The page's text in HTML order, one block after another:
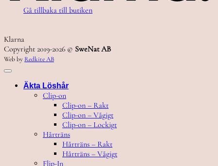
Gå tillbaka till butiken
Klarna
Copyright 2019-2026 © SweNat AB
Web by Redkite AB
Äkta Löshår
Clip-on
Clip-on – Rakt
Clip-on – Vågigt
Clip-on – Lockigt
Hårträns
Hårträns – Rakt
Hårträns – Vågigt
Flip-In